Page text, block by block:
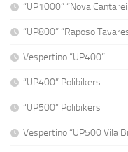
“UP1000” “Nova
“UP800” “Raposo
Vespertino “UP400”
“UP400” Polibikers
“UP500” Polibikers
Vespertino “UP500 Vila